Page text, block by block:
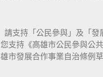
請支持「公民參與」及「
您支持《高雄市公民參與公
雄市發展合作事業自治條例